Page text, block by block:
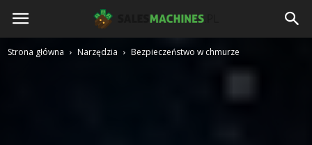
salesmachines.pl
Strona główna Narzędzia Bezpieczeństwo w chmurze